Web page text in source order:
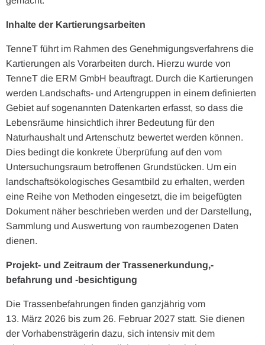
Inhalte der Kartierungsarbeiten
TenneT führt im Rahmen des Genehmigungsverfahrens die
Kartierungen als Vorarbeiten durch. Hierzu wurde von
TenneT die ERM GmbH beauftragt. Durch die Kartierungen
werden Landschafts- und Artengruppen in einem definierten
Gebiet auf sogenannten Datenkarten erfasst, so dass die
Lebensräume hinsichtlich ihrer Bedeutung für den
Naturhaushalt und Artenschutz bewertet werden können.
Dies bedingt die konkrete Überprüfung auf den vom
Untersuchungsraum betroffenen Grundstücken. Um ein
landschaftsökologisches Gesamtbild zu erhalten, werden
eine Reihe von Methoden eingesetzt, die im beigefügten
Dokument näher beschrieben werden und der Darstellung,
Sammlung und Auswertung von raumbezogenen Daten
dienen.
Projekt- und Zeitraum der Trassenerkundung,-
befahrung und -besichtigung
Die Trassenbefahrungen finden ganzjährig vom
13. März 2026 bis zum 26. Februar 2027 statt. Sie dienen
der Vorhabensträgerin dazu, sich intensiv mit dem